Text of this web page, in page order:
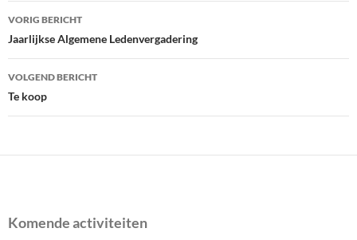
Bericht
navigatie
VORIG BERICHT
Jaarlijkse Algemene Ledenvergadering
VOLGEND BERICHT
Te koop
Komende activiteiten